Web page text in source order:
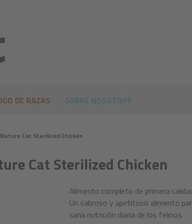
Cat Sterilized Chicken
Cat Sterilized Chicken
Alimento completo de primera
Un sabroso y apetitoso alimento
sana nutrición diaria de los felinos.
DE RAZAS SOBRE NOSOTROS